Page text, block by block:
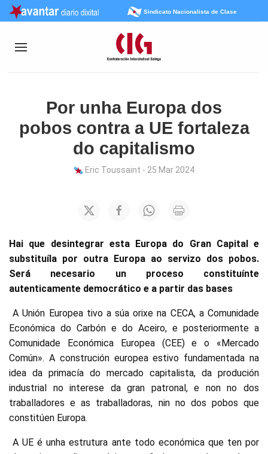
Sindicato Nacionalista de Clase
Por unha Europa dos
pobos contra a UE fortaleza
do capitalismo
Eric Toussaint - 25 Mar 2024
Hai que desintegrar esta Europa do Gran Capital e
substituíla por outra Europa ao servizo dos pobos.
Será necesario un proceso constituínte
autenticamente democrático e a partir das bases
A Unión Europea tivo a súa orixe na CECA, a Comunidade
Económica do Carbón e do Aceiro, e posteriormente a
Comunidade Económica Europea (CEE) e o «Mercado
Común». A construción europea estivo fundamentada na
idea da primacía do mercado capitalista, da produción
industrial no interese da gran patronal, e non no dos
traballadores e as traballadoras, nin no dos pobos que
constitúen Europa.
A UE é unha estrutura ante todo económica que ten por